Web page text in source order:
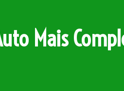
Mais